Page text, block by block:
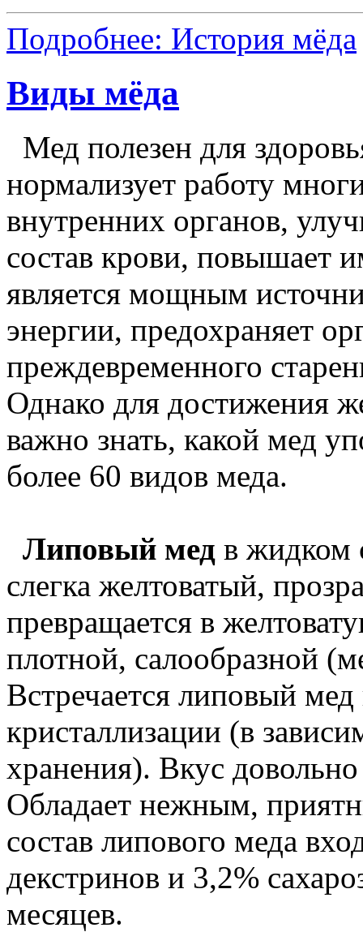
Подробнее: История мёда
Виды мёда
Мед полезен для
нормализует работу
внутренних органов,
состав крови, повышает
является мощным
энергии, предохраняет
преждевременного
Однако для достижения
важно знать, какой мед
более 60 видов меда.
Липовый мед в жидком
слегка желтоватый,
превращается в
плотной, салообразной
Встречается липовый
кристаллизации (в
хранения). Вкус
Обладает нежным,
состав липового меда
декстринов и 3,2%
месяцев.